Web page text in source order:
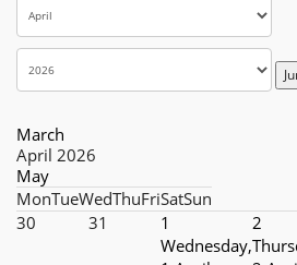
March
April 2026
May
MonTueWedThuFriSatSun
30
31
1
Wednesday,
2